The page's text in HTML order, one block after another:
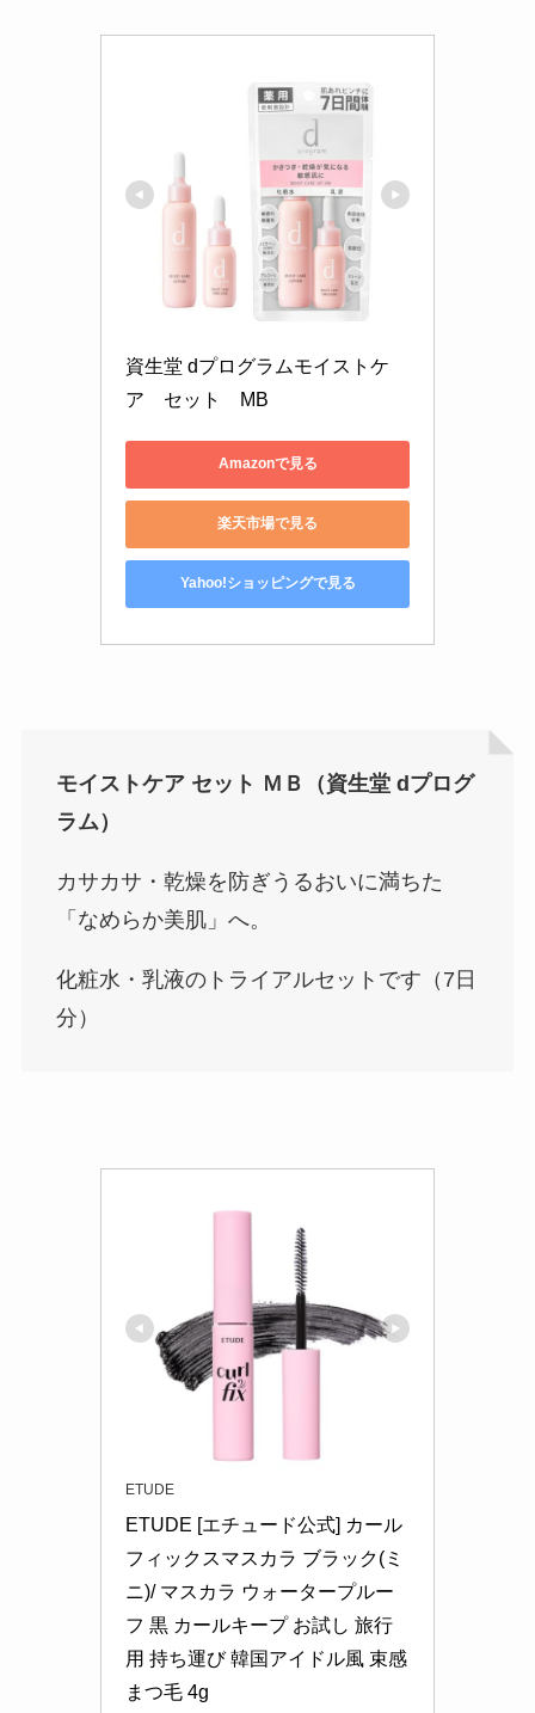
資生堂 dプログラムモイストケ
ア　セット　MB
Amazonで見る
楽天市場で見る
Yahoo!ショッピングで見る
モイストケア セット ＭＢ（資生堂 dプログ
ラム）
カサカサ・乾燥を防ぎうるおいに満ちた
「なめらか美肌」へ。
化粧水・乳液のトライアルセットです（7日
分）
ETUDE
ETUDE [エチュード公式] カール
フィックスマスカラ ブラック(ミ
ニ)/ マスカラ ウォータープルー
フ 黒 カールキープ お試し 旅行
用 持ち運び 韓国アイドル風 束感
まつ毛 4g